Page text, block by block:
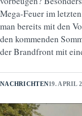
Mega-Feuer im
man bereits mit den
den kommenden
der Brandfront mit
NACHRICHTEN19. APRIL